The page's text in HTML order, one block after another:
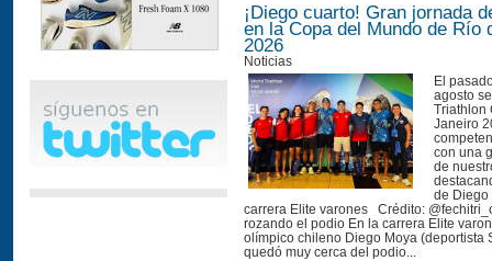
¡Diego cuarto! Gran jornada
en la Copa del Mundo de Río
2026
Noticias
El
agosto
Triathlon
Janeiro
con una
de
de Diego
carrera Elite varones Crédito:
rozando el podio En la carrera Elite
olímpico chileno Diego Moya (deportista
quedó muy cerca del podio...